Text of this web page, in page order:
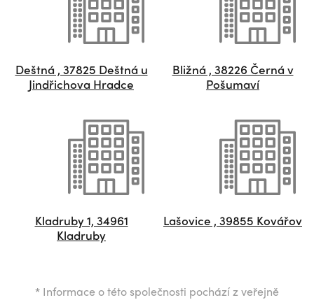
Deštná , 37825 Deštná u
Jindřichova Hradce
Bližná , 38226 Černá v
Pošumaví
Kladruby 1, 34961
Kladruby
Lašovice , 39855 Kovářov
* Informace o této společnosti pochází z veřejně